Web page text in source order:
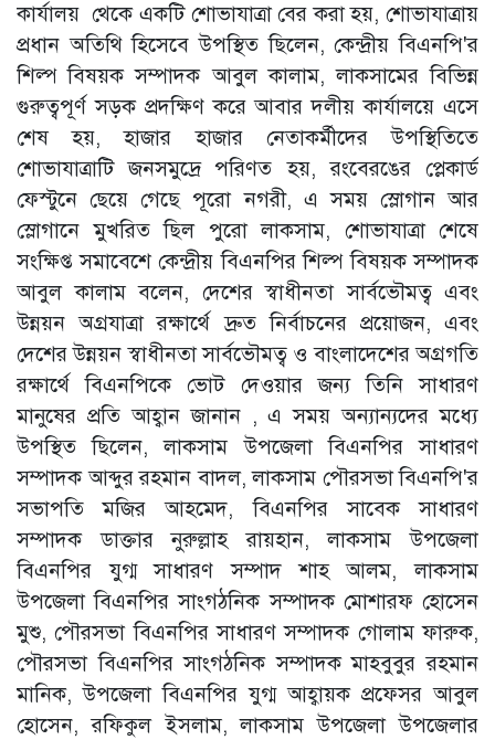
কার্যালয় থেকে একটি শোভাযাত্রা বের করা হয়, শোভাযাত্রায়
প্রধান অতিথি হিসেবে উপস্থিত ছিলেন, কেন্দ্রীয় বিএনপি'র
শিল্প বিষয়ক সম্পাদক আবুল কালাম, লাকসামের বিভিন্ন
গুরুত্বপূর্ণ সড়ক প্রদক্ষিণ করে আবার দলীয় কার্যালয়ে এসে
শেষ হয়, হাজার হাজার নেতাকর্মীদের উপস্থিতিতে
শোভাযাত্রাটি জনসমুদ্রে পরিণত হয়, রংবেরঙের প্লেকার্ড
ফেস্টুনে ছেয়ে গেছে পূরো নগরী, এ সময় স্লোগান আর
স্লোগানে মুখরিত ছিল পুরো লাকসাম, শোভাযাত্রা শেষে
সংক্ষিপ্ত সমাবেশে কেন্দ্রীয় বিএনপির শিল্প বিষয়ক সম্পাদক
আবুল কালাম বলেন, দেশের স্বাধীনতা সার্বভৌমত্ব এবং
উন্নয়ন অগ্রযাত্রা রক্ষার্থে দ্রুত নির্বাচনের প্রয়োজন, এবং
দেশের উন্নয়ন স্বাধীনতা সার্বভৌমত্ব ও বাংলাদেশের অগ্রগতি
রক্ষার্থে বিএনপিকে ভোট দেওয়ার জন্য তিনি সাধারণ
মানুষের প্রতি আহ্বান জানান , এ সময় অন্যান্যদের মধ্যে
উপস্থিত ছিলেন, লাকসাম উপজেলা বিএনপির সাধারণ
সম্পাদক আব্দুর রহমান বাদল, লাকসাম পৌরসভা বিএনপি'র
সভাপতি মজির আহমেদ, বিএনপির সাবেক সাধারণ
সম্পাদক ডাক্তার নুরুল্লাহ রায়হান, লাকসাম উপজেলা
বিএনপির যুগ্ম সাধারণ সম্পাদ শাহ আলম, লাকসাম
উপজেলা বিএনপির সাংগঠনিক সম্পাদক মোশারফ হোসেন
মুশু, পৌরসভা বিএনপির সাধারণ সম্পাদক গোলাম ফারুক,
পৌরসভা বিএনপির সাংগঠনিক সম্পাদক মাহবুবুর রহমান
মানিক, উপজেলা বিএনপির যুগ্ম আহ্বায়ক প্রফেসর আবুল
হোসেন, রফিকুল ইসলাম, লাকসাম উপজেলা উপজেলার